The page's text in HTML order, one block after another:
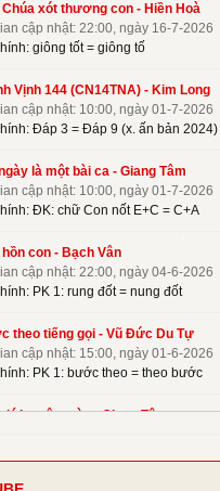
Tự
Vũ
Dũng
Hữu
Duy
Hèn Mọn
Đình Nhu
Liên Hùng
Chúa xót thương con - Hiền Hoà
cập nhật: 22:00, ngày 16-7-2026
giông tốt = giông tố
Vịnh 144 (CN14TNA) - Kim Long
cập nhật: 10:00, ngày 01-7-2026
Đáp 3 = Đáp 9 (x. ấn bản 2024)
là một bài ca - Giang Tâm
cập nhật: 10:00, ngày 01-7-2026
ĐK: chữ Con nốt E+C = C+A
hồn con - Bạch Vân
cập nhật: 22:00, ngày 04-6-2026
PK 1: rung đốt = nung đốt
theo tiếng gọi - Vũ Đức Du Tự
cập nhật: 15:00, ngày 01-6-2026
PK 1: bước theo = theo bước
muôn màu - Giang Tâm